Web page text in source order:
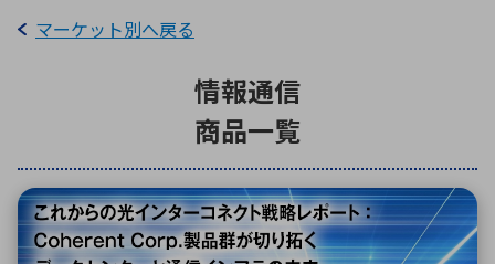
シミュレーター
環境構築・開発システム
半導体・電子部品小ロット
マーケット別へ戻る
情報通信
商品一覧